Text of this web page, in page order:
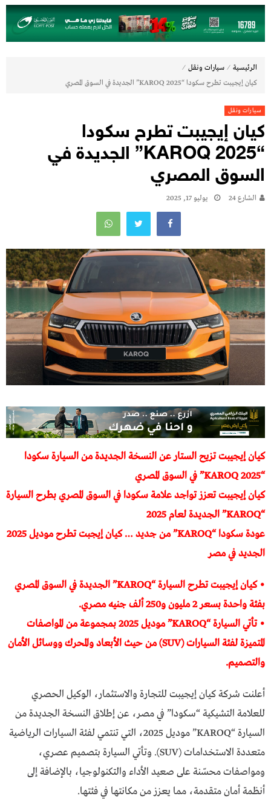
الرئيسية ⁄ سيارات ونقل ⁄
كيان إيجيبت تطرح سكودا “KAROQ 2025” الجديدة في السوق المصري
سيارات ونقل
كيان إيجيبت تطرح سكودا
“KAROQ 2025” الجديدة في
السوق المصري
الشارع 24 يوليو 17, 2025
كيان إيجيبت تزيح الستار عن النسخة الجديدة من السيارة سكودا
“KAROQ 2025” في السوق المصري
كيان إيجيبت تعزز تواجد علامة سكودا في السوق المصري بطرح السيارة
“KAROQ” الجديدة لعام 2025
عودة سكودا “KAROQ” من جديد … كيان إيجبت تطرح موديل 2025
الجديد في مصر
• كيان إيجيبت تطرح السيارة “KAROQ” الجديدة في السوق المصري
بفئة واحدة بسعر 2 مليون و250 ألف جنيه مصري.
• تأتي السيارة “KAROQ” موديل 2025 بمجموعة من المواصفات
المتميزة لفئة السيارات (SUV) من حيث الأبعاد والمحرك ووسائل الأمان
والتصميم.
أعلنت شركة كيان إيجيبت للتجارة والاستثمار، الوكيل الحصري
للعلامة التشيكية “سكودا” في مصر، عن إطلاق النسخة الجديدة من
السيارة “KAROQ” موديل 2025، التي تنتمي لفئة السيارات الرياضية
متعددة الاستخدامات (SUV). وتأتي السيارة بتصميم عصري،
ومواصفات محسّنة على صعيد الأداء والتكنولوجيا، بالإضافة إلى
أنظمة أمان متقدمة، مما يعزز من مكانتها في فئتها.